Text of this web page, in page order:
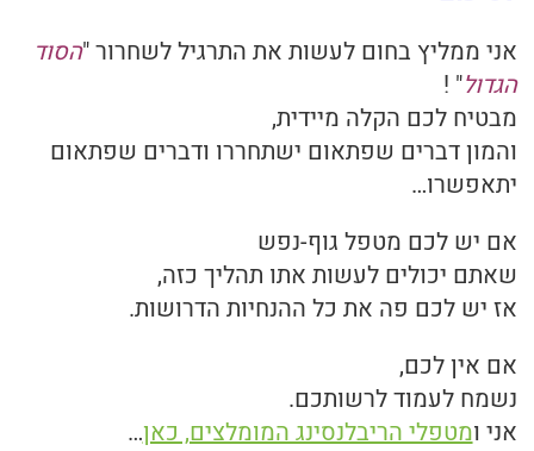
אני ממליץ בחום לעשות את התרגיל לשחרור "הסוד
הגדול" !
מבטיח לכם הקלה מיידית,
והמון דברים שפתאום ישתחררו ודברים שפתאום
יתאפשרו…
אם יש לכם מטפל גוף-נפש
שאתם יכולים לעשות אתו תהליך כזה,
אז יש לכם פה את כל ההנחיות הדרושות.
אם אין לכם,
נשמח לעמוד לרשותכם.
אני ומטפלי הריבלנסינג המומלצים, כאן…